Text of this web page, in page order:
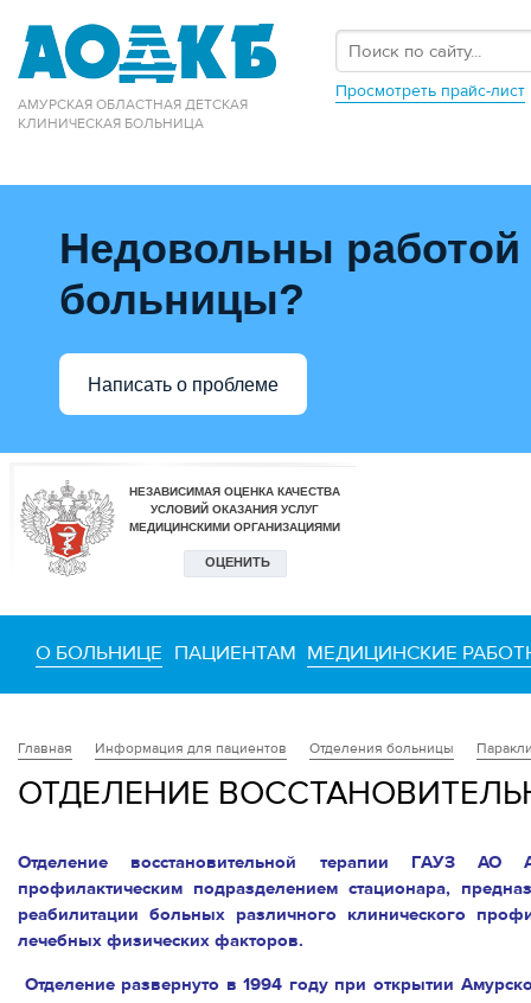
АМУРСКАЯ ОБЛАСТНАЯ ДЕТСКАЯ
КЛИНИЧЕСКАЯ БОЛЬНИЦА
Просмотреть прайс-лист
Недовольны работой
больницы?
Написать о проблеме
О БОЛЬНИЦЕ ПАЦИЕНТАМ МЕДИЦИНСКИЕ
Главная Информация для пациентов Отделения больницы
ОТДЕЛЕНИЕ
Отделение восстановительной терапии ГАУЗ АО
профилактическим подразделением стационара,
реабилитации больных различного клинического
лечебных физических факторов.
Отделение развернуто в 1994 году при открытии